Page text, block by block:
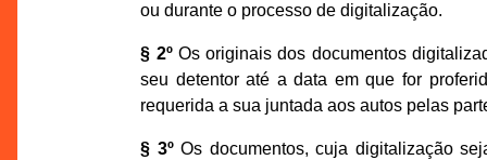
ou durante o processo de digitalização.
§ 2ºOs originais dos documentos
seu detentor até a data em que for
requerida a sua juntada aos autos pelas
§ 3ºOs documentos, cuja digitalização